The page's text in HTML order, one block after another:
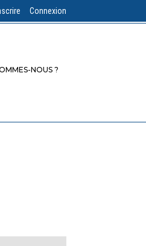
Connexion
NOUS ?